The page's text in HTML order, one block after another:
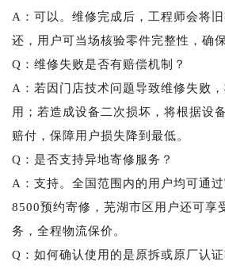
A：可以。维修完成后，工程师会将
还，用户可当场核验零件完整性，确
Q：维修失败是否有赔偿机制？
A：若因门店技术问题导致维修失败
用；若造成设备二次损坏，将根据设
赔付，保障用户损失降到最低。
Q：是否支持异地寄修服务？
A：支持。全国范围内的用户均可通
8500预约寄修，芜湖市区用户还可享
务，全程物流保价。
Q：如何确认使用的是原拆或原厂认证